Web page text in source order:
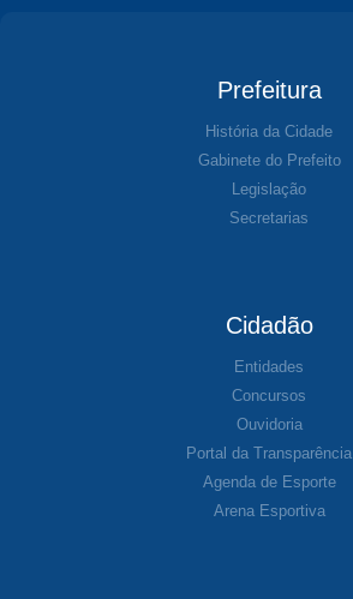
Prefeitura
História da Cidade
Gabinete do Prefeito
Legislação
Secretarias
Cidadão
Entidades
Concursos
Ouvidoria
Portal da Transparência
Agenda de Esporte
Arena Esportiva